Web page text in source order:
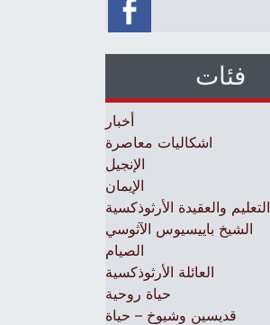
فئات
أخبار
اشكاليات معاصرة
الإنجيل
الإيمان
التعليم والعقيدة الأرثوذكسية
الشيخ باييسيوس الآثوسي
الصيام
العائلة الأرثوذكسية
حياة روحية
قديسين وشيوخ – حياة